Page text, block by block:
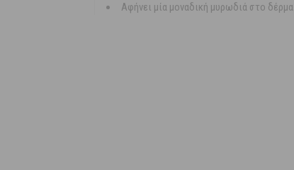
Αφήνει μία μοναδική μυρωδιά στο δέρμα